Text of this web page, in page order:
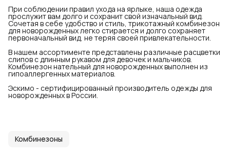
При соблюдении правил ухода на ярлыке, наша одежда
прослужит вам долго и сохранит свой изначальный вид.
Сочетая в себе удобство и стиль, трикотажный комбинезон
для новорожденных легко стирается и долго сохраняет
первоначальный вид, не теряя своей привлекательности.
В нашем ассортименте представлены различные расцветки
слипов с длинным рукавом для девочек и мальчиков.
Комбинезон нательный для новорожденных выполнен из
гипоаллергенных материалов.
Эскимо - сертифицированный производитель одежды для
новорожденных в России.
Комбинезоны